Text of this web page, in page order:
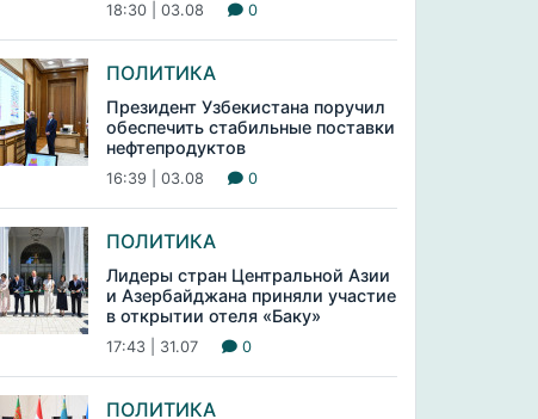
18:30 | 03.08 0
ПОЛИТИКА
Президент Узбекистана поручил
обеспечить стабильные поставки
нефтепродуктов
16:39 | 03.08 0
ПОЛИТИКА
Лидеры стран Центральной Азии
и Азербайджана приняли участие
в открытии отеля «Баку»
17:43 | 31.07 0
ПОЛИТИКА